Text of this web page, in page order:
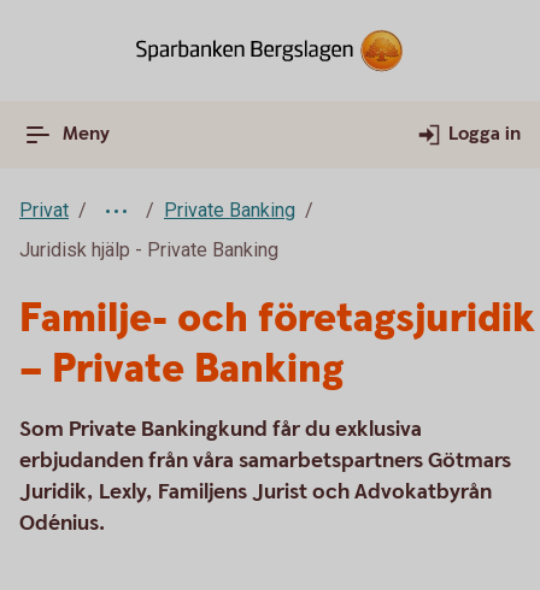
Meny Logga in
Privat
Private Banking
Juridisk hjälp - Private Banking
Familje- och företagsjuridik
– Private Banking
Som Private Bankingkund får du exklusiva
erbjudanden från våra samarbetspartners Götmars
Juridik, Lexly, Familjens Jurist och Advokatbyrån
Odénius.